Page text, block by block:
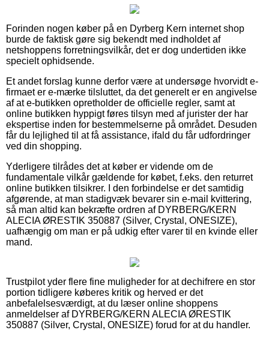
Forinden nogen køber på en Dyrberg Kern internet shop
burde de faktisk gøre sig bekendt med indholdet af
netshoppens forretningsvilkår, det er dog undertiden ikke
specielt ophidsende.
Et andet forslag kunne derfor være at undersøge hvorvidt e-
firmaet er e-mærke tilsluttet, da det generelt er en angivelse
af at e-butikken opretholder de officielle regler, samt at
online butikken hyppigt føres tilsyn med af jurister der har
ekspertise inden for bestemmelserne på området. Desuden
får du lejlighed til at få assistance, ifald du får udfordringer
ved din shopping.
Yderligere tilrådes det at køber er vidende om de
fundamentale vilkår gældende for købet, f.eks. den returret
online butikken tilsikrer. I den forbindelse er det samtidig
afgørende, at man stadigvæk bevarer sin e-mail kvittering,
så man altid kan bekræfte ordren af DYRBERG/KERN
ALECIA ØRESTIK 350887 (Silver, Crystal, ONESIZE),
uafhængig om man er på udkig efter varer til en kvinde eller
mand.
Trustpilot yder flere fine muligheder for at dechifrere en stor
portion tidligere køberes kritik og herved er det
anbefalelsesværdigt, at du læser online shoppens
anmeldelser af DYRBERG/KERN ALECIA ØRESTIK
350887 (Silver, Crystal, ONESIZE) forud for at du handler.